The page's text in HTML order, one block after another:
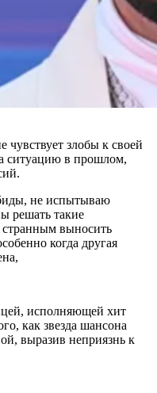
чувствует злобы к своей
ситуацию в прошлом,
не испытываю
решать такие
выносить
когда другая
исполняющей хит
как звезда шансона
выразив неприязнь к